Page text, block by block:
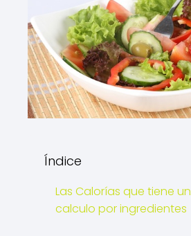
Índice
Las Calorías que tiene
calculo por ingredientes